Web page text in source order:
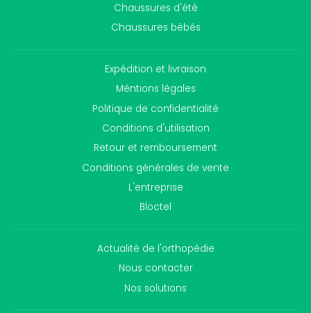
Chaussures d'été
Chaussures bébés
Expédition et livraison
Méntions légales
Politique de confidentialité
Conditions d'utilisation
Retour et remboursement
Conditions générales de vente
L'entreprise
Bloctel
Actualité de l'orthopédie
Nous contacter
Nos solutions